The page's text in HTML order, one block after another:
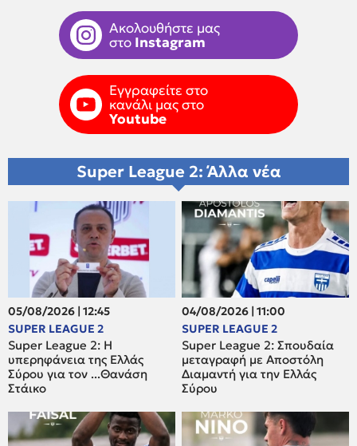
Ακολουθήστε μας
στο Instagram
Εγγραφείτε στο
κανάλι μας στο
Youtube
Super League 2: Άλλα νέα
05/08/2026 | 12:45
SUPER LEAGUE 2
Super League 2: H
υπερηφάνεια της Ελλάς
Σύρου για τον ...Θανάση
Στάικο
04/08/2026 | 11:00
SUPER LEAGUE 2
Super League 2: Σπουδαία
μεταγραφή με Αποστόλη
Διαμαντή για την Ελλάς
Σύρου